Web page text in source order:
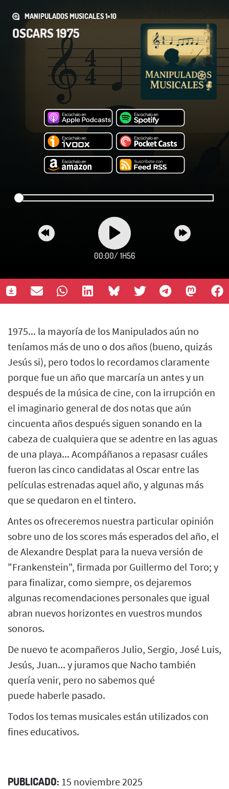
MANIPULADOS MUSICALES 1×10
OSCARS 1975
00:00/ 1H56
1975... la mayoría de los Manipulados aún no
teníamos más de uno o dos años (bueno, quizás
Jesús si), pero todos lo recordamos claramente
porque fue un año que marcaría un antes y un
después de la música de cine, con la irrupción en
el imaginario general de dos notas que aún
cincuenta años después siguen sonando en la
cabeza de cualquiera que se adentre en las aguas
de una playa... Acompáñanos a repasasr cuáles
fueron las cinco candidatas al Oscar entre las
películas estrenadas aquel año, y algunas más
que se quedaron en el tintero.
Antes os ofreceremos nuestra particular opinión
sobre uno de los scores más esperados del año, el
de Alexandre Desplat para la nueva versión de
"Frankenstein", firmada por Guillermo del Toro; y
para finalizar, como siempre, os dejaremos
algunas recomendaciones personales que igual
abran nuevos horizontes en vuestros mundos
sonoros.
De nuevo te acompañeros Julio, Sergio, José Luis,
Jesús, Juan... y juramos que Nacho también
quería venir, pero no sabemos qué
puede haberle pasado.
Todos los temas musicales están utilizados con
fines educativos.
PUBLICADO: 15 noviembre 2025